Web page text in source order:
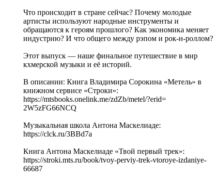
Что происходит в стране сейчас? Почему молодые
артисты используют народные инструменты и
обращаются к героям прошлого? Как экономика меняет
индустрию? И что общего между рэпом и рок-н-роллом?
Этот выпуск — наше финальное путешествие в мир
кхмерской музыки и её историй.
В описании: Книга Владимира Сорокина «Метель» в
книжном сервисе «Строки»:
https://mtsbooks.onelink.me/zdZb/metel/?erid=
2W5zFG66NCQ
Музыкальная школа Антона Маскелиаде:
https://clck.ru/3BBd7a
Книга Антона Маскелиаде «Твой первый трек»:
https://stroki.mts.ru/book/tvoy-perviy-trek-vtoroye-izdaniye-
66687